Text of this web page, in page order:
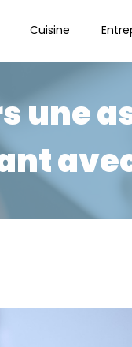
Cuisine
une
avec